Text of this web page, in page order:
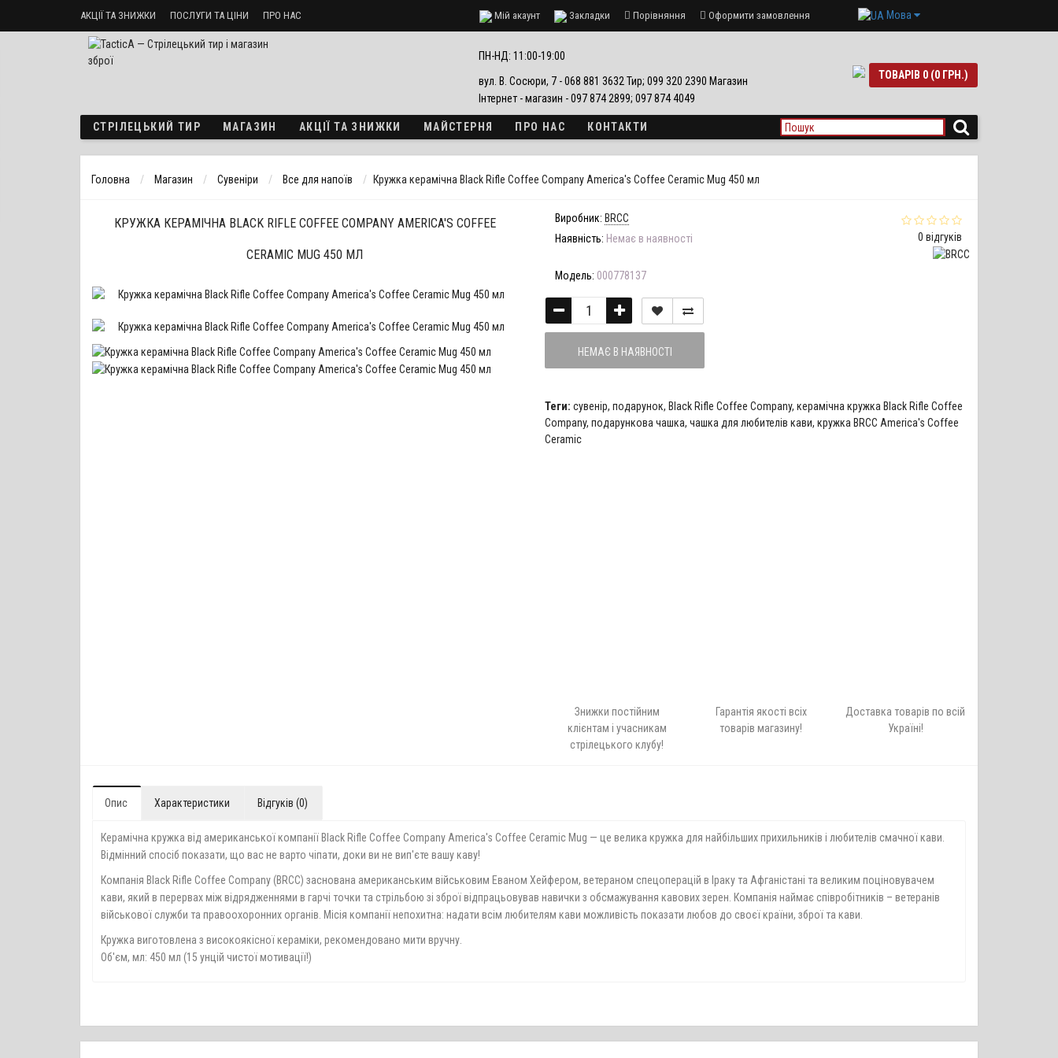
АКЦІЇ ТА ЗНИЖКИ ПОСЛУГИ ТА ЦІНИ ПРО НАС
Стрілецький тир «ТактикА» Доставка і оплата
Мій акаунт Закладки Порівняння Оформити замовлення Мова
ПН-НД: 11:00-19:00
вул. В. Сосюри, 7 - 068 881 3632 Тир; 099 320 2390 Магазин
Інтернет - магазин - 097 874 2899; 097 874 4049
ТОВАРІВ 0 (0 ГРН.)
СТРІЛЕЦЬКИЙ ТИР МАГАЗИН АКЦІЇ ТА ЗНИЖКИ МАЙСТЕРНЯ ПРО НАС КОНТАКТИ
Головна Магазин Сувеніри Все для напоїв Кружка керамічна Black Rifle Coffee Company America's Coffee Ceramic Mug 450 мл
КРУЖКА КЕРАМІЧНА BLACK RIFLE COFFEE COMPANY AMERICA'S COFFEE
CERAMIC MUG 450 МЛ
0 відгуків
Виробник: BRCC
Наявність: Немає в наявності
Модель: 000778137
НЕМАЄ В НАЯВНОСТІ
Теги: сувенір, подарунок, Black Rifle Coffee Company, керамічна кружка Black Rifle Coffee
Company, подарункова чашка, чашка для любителів кави, кружка BRCC America's Coffee
Ceramic
Знижки постійним
клієнтам і учасникам
стрілецького клубу!
Гарантія якості всіх
товарів магазину!
Доставка товарів по всій
Україні!
Опис Характеристики Відгуків (0)
Керамічна кружка від американської компанії Black Rifle Coffee Company America's Coffee Ceramic Mug — це велика кружка для найбільших прихильників і любителів смачної кави.
Відмінний спосіб показати, що вас не варто чіпати, доки ви не вип'єте вашу каву!
Компанія Black Rifle Coffee Company (BRCC) заснована американським військовим Еваном Хейфером, ветераном спецоперацій в Іраку та Афганістані та великим поціновувачем
кави, який в перервах між відрядженнями в гарчі точки та стрільбою зі зброї відпрацьовував навички з обсмажування кавових зерен. Компанія наймає співробітників – ветеранів
військової служби та правоохоронних органів. Місія компанії непохитна: надати всім любителям кави можливість показати любов до своєї країни, зброї та кави.
Кружка виготовлена з високоякісної кераміки, рекомендовано мити вручну.
Об'єм, мл: 450 мл (15 унцій чистої мотивації!)